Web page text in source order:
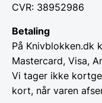
CVR: 38952986
Betaling
På Knivblokken.dk
Mastercard, Visa,
Vi tager ikke
kort, når varen